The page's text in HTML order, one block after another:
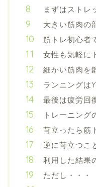
まずはストレ
大きい筋肉の
筋トレ初心者
女性も気軽に
細かい筋肉を
ランニングは
最後は疲労回
トレーニング
苛立ったら筋
逆に苛立つこ
利用した結果
ただし・・・